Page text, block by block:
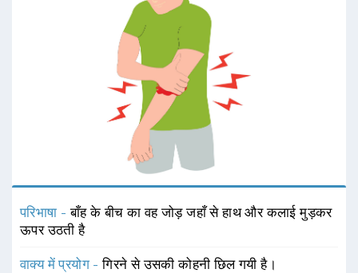
परिभाषा -बाँह के बीच का वह जोड़ जहाँ से हाथ और कलाई मुड़कर
ऊपर उठती है
वाक्य में प्रयोग -गिरने से उसकी कोहनी छिल गयी है।